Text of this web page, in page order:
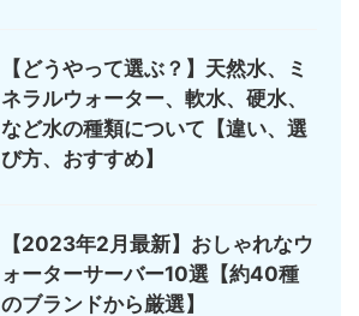
【どうやって選ぶ？】天然水、ミ
ネラルウォーター、軟水、硬水、
など水の種類について【違い、選
び方、おすすめ】
【2023年2月最新】おしゃれなウ
ォーターサーバー10選【約40種
のブランドから厳選】